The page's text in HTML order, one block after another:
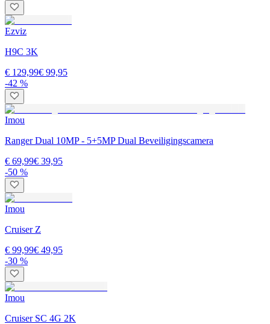
Ezviz
H9C 3K
€ 129,99€ 99,95
-42 %
Imou
Ranger Dual 10MP - 5+5MP Dual Beveiligingscamera
€ 69,99€ 39,95
-50 %
Imou
Cruiser Z
€ 99,99€ 49,95
-30 %
Imou
Cruiser SC 4G 2K